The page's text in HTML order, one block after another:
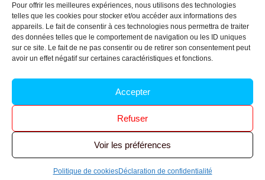
Pour offrir les meilleures expériences, nous utilisons des technologies
telles que les cookies pour stocker et/ou accéder aux informations des
appareils. Le fait de consentir à ces technologies nous permettra de traiter
des données telles que le comportement de navigation ou les ID uniques
sur ce site. Le fait de ne pas consentir ou de retirer son consentement peut
avoir un effet négatif sur certaines caractéristiques et fonctions.
Accepter
Refuser
Voir les préférences
Politique de cookiesDéclaration de confidentialité
Archives n-6
Politique de confidentialité–
© 2026 FNIC CGT – Tous droits réservés.